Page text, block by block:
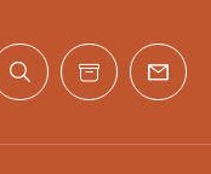
principal